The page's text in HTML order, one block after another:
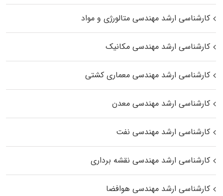
کارشناسی ارشد مهندسی متالورژی و مواد
کارشناسی ارشد مهندسی مکانیک
کارشناسی ارشد مهندسی معماری کشتی
کارشناسی ارشد مهندسی معدن
کارشناسی ارشد مهندسی نفت
کارشناسی ارشد مهندسی نقشه برداری
کارشناسی ارشد مهندسی هوافضا